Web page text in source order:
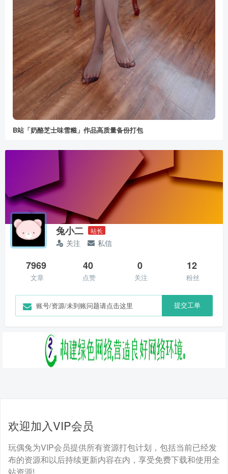
B站「奶酪芝士味雪糍」作品高质量备份打包
兔小二 站长
关注 私信
7969
文章
40
点赞
0
关注
12
粉丝
账号/资源/未到账问题请点击这里 提交工单
欢迎加入VIP会员
玩偶兔为VIP会员提供所有资源打包计划，包括当前已经发
布的资源和以后持续更新内容在内，享受免费下载和使用全
站资源!